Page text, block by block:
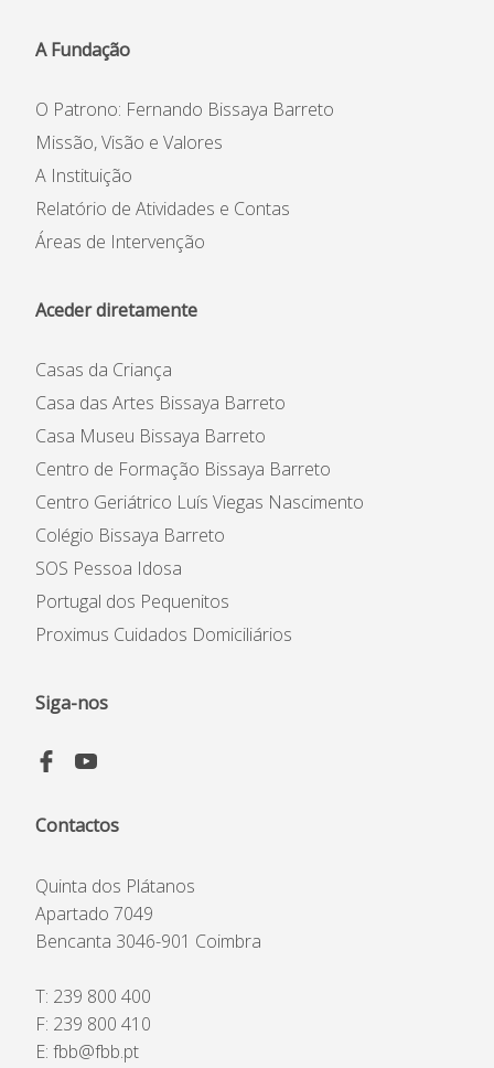
Instituição
Património Inicial
Reconhecimento e Estatutos
Estatuto de Utilidade Pública
Código de Ética e de
Conduta
Plano Prevenção de Riscos
de Corrupção
Código Prevenção &
Casas da Criança
Colégio Bissaya Barreto
Centro de Formação Bissaya
A Fundação
O Patrono: Fernando Bissaya Barreto
Missão, Visão e Valores
A Instituição
Relatório de Atividades e Contas
Áreas de Intervenção
Aceder diretamente
Casas da Criança
Casa das Artes Bissaya Barreto
Casa Museu Bissaya Barreto
Centro de Formação Bissaya Barreto
Centro Geriátrico Luís Viegas Nascimento
Colégio Bissaya Barreto
SOS Pessoa Idosa
Portugal dos Pequenitos
Proximus Cuidados Domiciliários
Siga-nos
Contactos
Quinta dos Plátanos
Apartado 7049
Bencanta 3046-901 Coimbra
T: 239 800 400
F: 239 800 410
E: fbb@fbb.pt